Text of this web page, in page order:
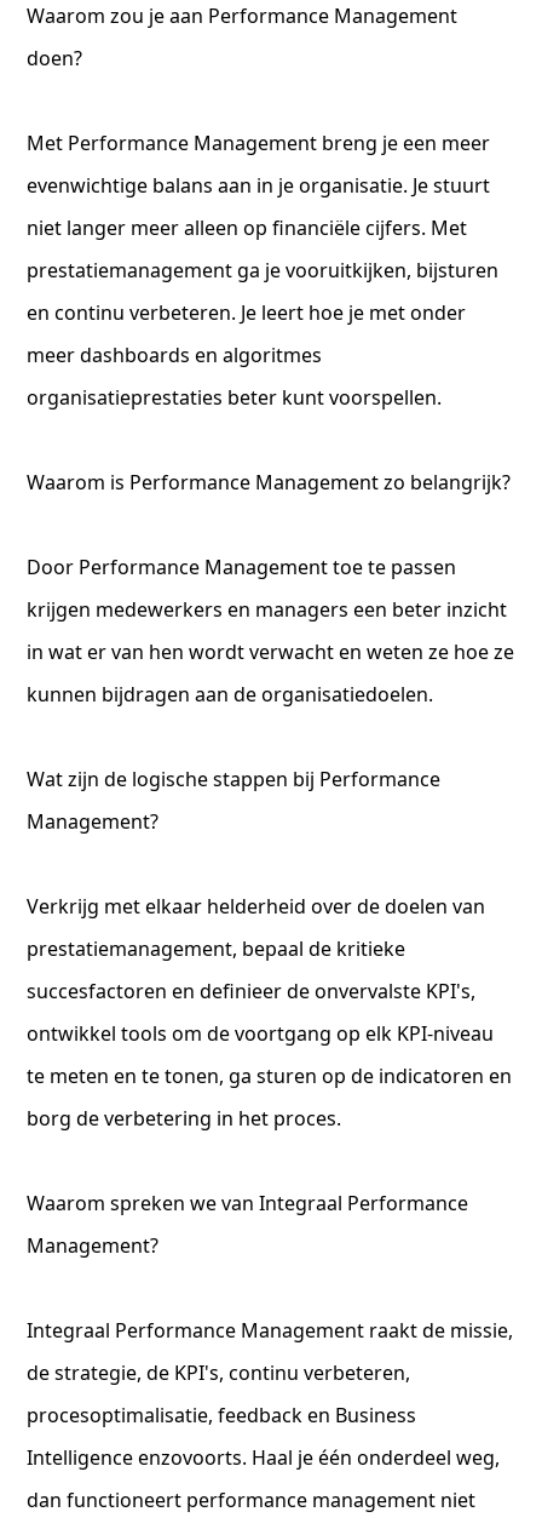
Waarom zou je aan Performance Management
doen?
Met Performance Management breng je een meer
evenwichtige balans aan in je organisatie. Je stuurt
niet langer meer alleen op financiële cijfers. Met
prestatiemanagement ga je vooruitkijken, bijsturen
en continu verbeteren. Je leert hoe je met onder
meer dashboards en algoritmes
organisatieprestaties beter kunt voorspellen.
Waarom is Performance Management zo belangrijk?
Door Performance Management toe te passen
krijgen medewerkers en managers een beter inzicht
in wat er van hen wordt verwacht en weten ze hoe ze
kunnen bijdragen aan de organisatiedoelen.
Wat zijn de logische stappen bij Performance
Management?
Verkrijg met elkaar helderheid over de doelen van
prestatiemanagement, bepaal de kritieke
succesfactoren en definieer de onvervalste KPI's,
ontwikkel tools om de voortgang op elk KPI-niveau
te meten en te tonen, ga sturen op de indicatoren en
borg de verbetering in het proces.
Waarom spreken we van Integraal Performance
Management?
Integraal Performance Management raakt de missie,
de strategie, de KPI's, continu verbeteren,
procesoptimalisatie, feedback en Business
Intelligence enzovoorts. Haal je één onderdeel weg,
dan functioneert performance management niet